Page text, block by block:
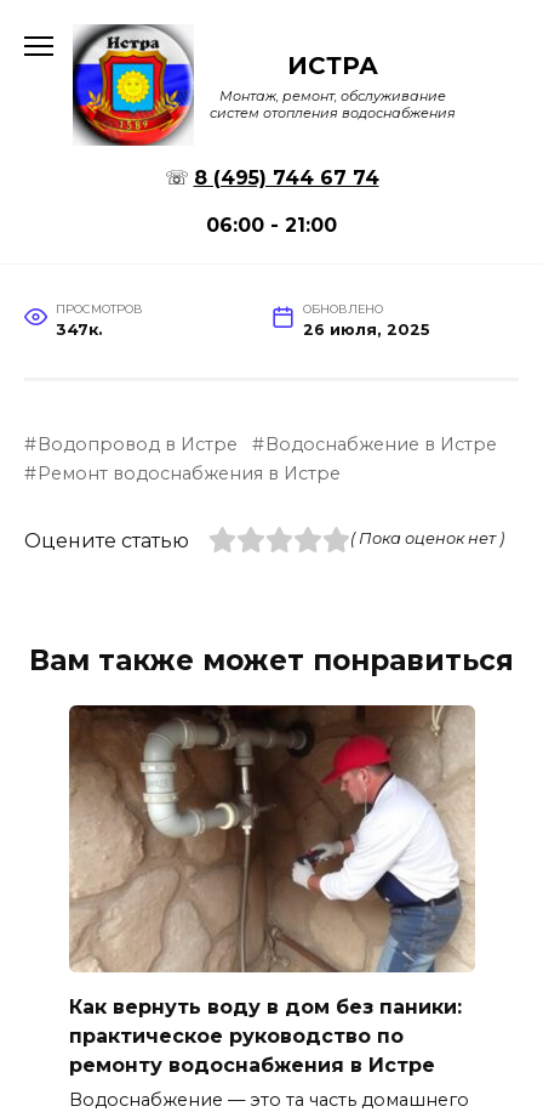
содержанию
ИСТРА
Монтаж, ремонт, обслуживание
систем отопления водоснабжения
☏ 8 (495) 744 67 74
06:00 - 21:00
ПРОСМОТРОВ
347к.
ОБНОВЛЕНО
26 июля, 2025
Водопровод в Истре
Водоснабжение в Истре
Ремонт водоснабжения в Истре
Оцените статью ( Пока оценок нет )
Вам также может понравиться
Как вернуть воду в дом без паники:
практическое руководство по
ремонту водоснабжения в Истре
Водоснабжение — это та часть домашнего